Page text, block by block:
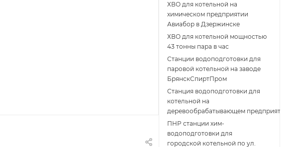
ХВО для котельной на
химическом предприятии
Авиабор в Дзержинске
ХВО для котельной мощностью
43 тонны пара в час
Станции водоподготовки для
паровой котельной на заводе
БрянскСпиртПром
Станция водоподготовки для
котельной на
деревообрабатывающем предприятии
ПНР станции хим-
водоподготовки для
городской котельной по ул.